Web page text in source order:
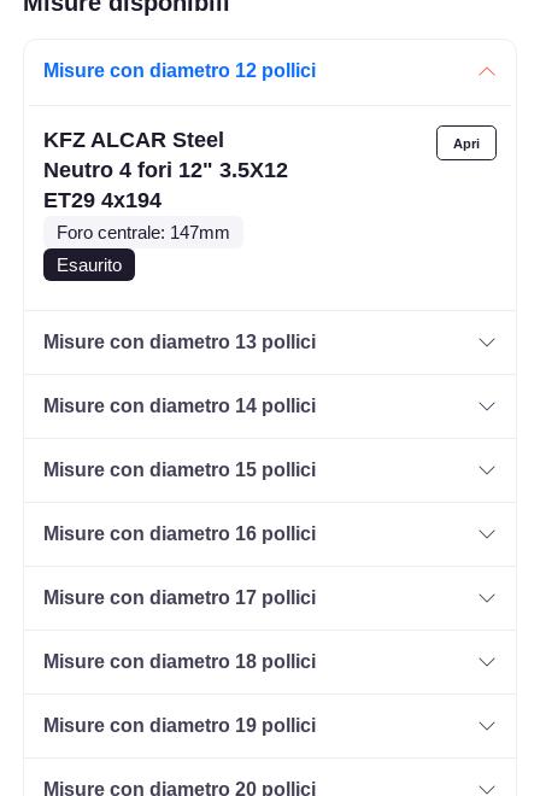
Misure con diametro 12 pollici
KFZ ALCAR Steel
Neutro 4 fori 12" 3.5X12
ET29 4x194
Foro centrale: 147mm
Esaurito
Misure con diametro 13 pollici
Misure con diametro 14 pollici
Misure con diametro 15 pollici
Misure con diametro 16 pollici
Misure con diametro 17 pollici
Misure con diametro 18 pollici
Misure con diametro 19 pollici
Misure con diametro 20 pollici